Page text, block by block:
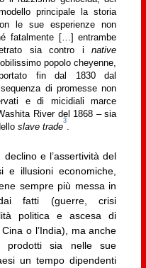
principale la storia
le sue esperienze non
fatalmente […] entrambe
sia contro inative
popolo cheyenne,
fin dal 1830 dal
di promesse non
e di micidiali marce
River del 1868 – sia
slave trade
3
e l’assertività del
illusioni economiche,
sempre più messa in
fatti (guerre, crisi
politica e ascesa di
o l’India), ma anche
prodotti sia nelle sue
un tempo dipendenti